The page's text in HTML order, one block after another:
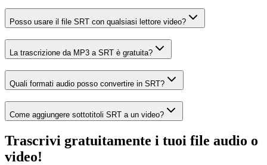
Posso usare il file SRT con qualsiasi lettore video?
La trascrizione da MP3 a SRT è gratuita?
Quali formati audio posso convertire in SRT?
Come aggiungere sottotitoli SRT a un video?
Trascrivi gratuitamente i tuoi file audio o
video!